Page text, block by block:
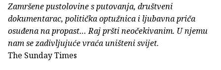
Zamršene pustolovine s putovanja, društveni
dokumentarac, politička optužnica i ljubavna priča
osuđena na propast… Raj pršti neočekivanim. U njemu
nam se zadivljujuće vraća uništeni svijet.
The Sunday Times